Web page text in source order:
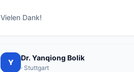
Vielen Dank!
Y
Dr. Yanqiong Bolik
· Stuttgart